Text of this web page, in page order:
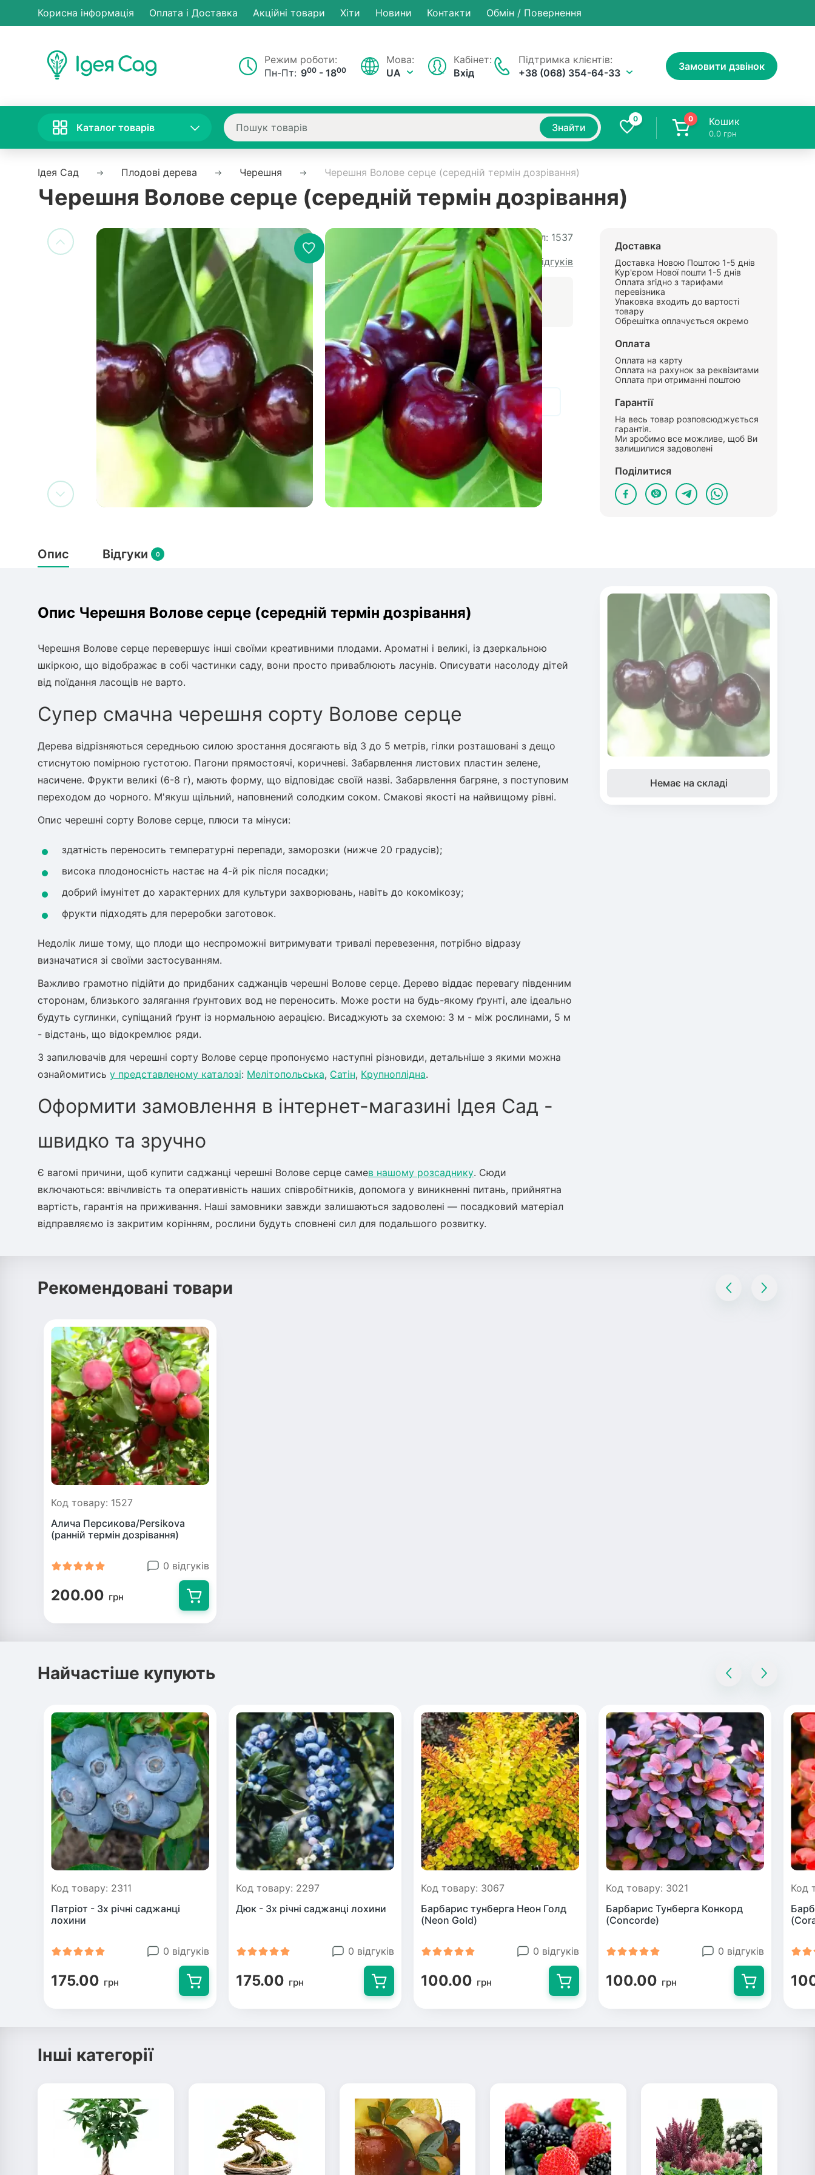
Корисна інформація Оплата і Доставка Акційні товари Хiти Новини Контакти Обмін / Повернення
Режим роботи:
Пн-Пт: 900 - 1800
Підтримка клієнтів:
+38 (068) 354-64-33
Мова:
UA
Кабінет:
Вхід
Замовити дзвінок
Каталог товарів Знайти
0 0 Кошик
0.0 грн
Ідея Сад Плодові дерева Черешня Черешня Волове серце (середній термін дозрівання)
Черешня Волове серце (середній термін дозрівання)
Немає на складі Артикул: 1537
Рейтинг:
0 відгуків
Немає на складі
Також у нас є в продажу:
сливові дерева груша азіатська
сорти черешні раннього терміну
дозрівання
персик колоновидний літні яблуні
персик пізній
Доставка
Доставка Новою Поштою 1-5 днів
Кур'єром Нової пошти 1-5 днів
Оплата згідно з тарифами
перевізника
Упаковка входить до вартості
товару
Обрешітка оплачується окремо
Оплата
Оплата на карту
Оплата на рахунок за реквізитами
Оплата при отриманні поштою
Гарантії
На весь товар розповсюджується
гарантія.
Ми зробимо все можливе, щоб Ви
залишилися задоволені
Поділитися
Опис Відгуки 0
Опис Черешня Волове серце (середній термін дозрівання)
Черешня Волове серце перевершує інші своїми креативними плодами. Ароматні і великі, із дзеркальною
шкіркою, що відображає в собі частинки саду, вони просто приваблюють ласунів. Описувати насолоду дітей
від поїдання ласощів не варто.
Супер смачна черешня сорту Волове серце
Дерева відрізняються середньою силою зростання досягають від 3 до 5 метрів, гілки розташовані з дещо
стиснутою помірною густотою. Пагони прямостоячі, коричневі. Забарвлення листових пластин зелене,
насичене. Фрукти великі (6-8 г), мають форму, що відповідає своїй назві. Забарвлення багряне, з поступовим
переходом до чорного. М'якуш щільний, наповнений солодким соком. Смакові якості на найвищому рівні.
Опис черешні сорту Волове серце, плюси та мінуси:
здатність переносить температурні перепади, заморозки (нижче 20 градусів);
висока плодоносність настає на 4-й рік після посадки;
добрий імунітет до характерних для культури захворювань, навіть до кокомікозу;
фрукти підходять для переробки заготовок.
Недолік лише тому, що плоди що неспроможні витримувати тривалі перевезення, потрібно відразу
визначатися зі своїми застосуванням.
Важливо грамотно підійти до придбаних саджанців черешні Волове серце. Дерево віддає перевагу південним
сторонам, близького залягання ґрунтових вод не переносить. Може рости на будь-якому ґрунті, але ідеально
будуть суглинки, супіщаний ґрунт із нормальною аерацією. Висаджують за схемою: 3 м - між рослинами, 5 м
- відстань, що відокремлює ряди.
З запилювачів для черешні сорту Волове серце пропонуємо наступні різновиди, детальніше з якими можна
ознайомитись у представленому каталозі: Мелітопольська, Сатін, Крупноплідна.
Оформити замовлення в інтернет-магазині Ідея Сад -
швидко та зручно
Є вагомі причини, щоб купити саджанці черешні Волове серце самев нашому розсаднику. Сюди
включаються: ввічливість та оперативність наших співробітників, допомога у виникненні питань, прийнятна
вартість, гарантія на приживання. Наші замовники завжди залишаються задоволені — посадковий матеріал
відправляємо із закритим корінням, рослини будуть сповнені сил для подальшого розвитку.
Немає на складі
Рекомендовані товари
Код товару: 1527
Алича Персикова/Persikova
(ранній термін дозрівання)
0 відгуків
200.00 грн
Найчастіше купують
Код товару: 2311
Патріот - 3х річні саджанці
лохини
0 відгуків
175.00 грн
Код товару: 2297
Дюк - 3х річні саджанці лохини
0 відгуків
175.00 грн
Код товару: 3067
Барбарис тунберга Неон Голд
(Neon Gold)
0 відгуків
100.00 грн
Код товару: 3021
Барбарис Тунберга Конкорд
(Concorde)
0 відгуків
100.00 грн
Код
Інші категорії